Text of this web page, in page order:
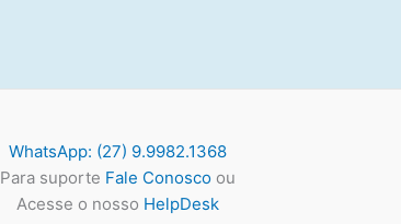
WhatsApp: (27) 9.9982.1368
Para suporte Fale Conoscoou
Acesse o nosso HelpDesk